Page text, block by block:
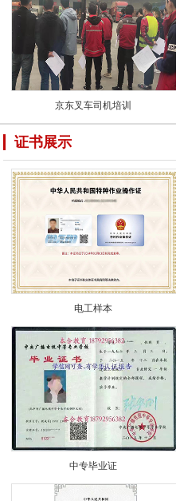
京东叉车司机培训
证书展示
电工样本
中专毕业证